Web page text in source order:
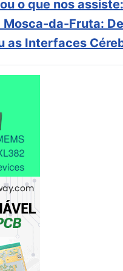
o que nos
Mosca-da-Fruta:
as Interfaces